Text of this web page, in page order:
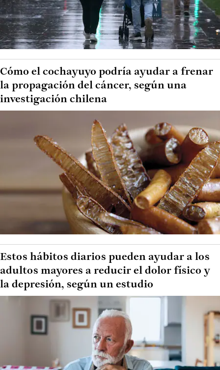
Cómo el cochayuyo podría ayudar a frenar
la propagación del cáncer, según una
investigación chilena
Estos hábitos diarios pueden ayudar a los
adultos mayores a reducir el dolor físico y
la depresión, según un estudio